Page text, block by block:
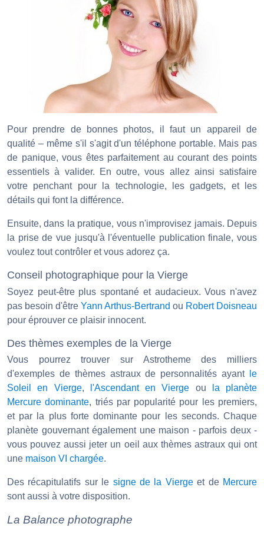
Pour prendre de bonnes photos, il faut un appareil de
qualité – même s'il s'agit d'un téléphone portable. Mais pas
de panique, vous êtes parfaitement au courant des points
essentiels à valider. En outre, vous allez ainsi satisfaire
votre penchant pour la technologie, les gadgets, et les
détails qui font la différence.
Ensuite, dans la pratique, vous n'improvisez jamais. Depuis
la prise de vue jusqu'à l'éventuelle publication finale, vous
voulez tout contrôler et vous adorez ça.
Conseil photographique pour la Vierge
Soyez peut-être plus spontané et audacieux. Vous n'avez
pas besoin d'être Yann Arthus-Bertrand ou Robert Doisneau
pour éprouver ce plaisir innocent.
Des thèmes exemples de la Vierge
Vous pourrez trouver sur Astrotheme des milliers
d'exemples de thèmes astraux de personnalités ayant
le
Soleil en Vierge, l'Ascendant en Vierge ou
la planète
Mercure dominante, triés par popularité pour les premiers,
et par la plus forte dominante pour les seconds. Chaque
planète gouvernant également une maison - parfois deux -
vous pouvez aussi jeter un oeil aux thèmes astraux qui ont
une maison VI chargée.
Des récapitulatifs sur le signe de la Viergeet de Mercure
sont aussi à votre disposition.
La Balance photographe